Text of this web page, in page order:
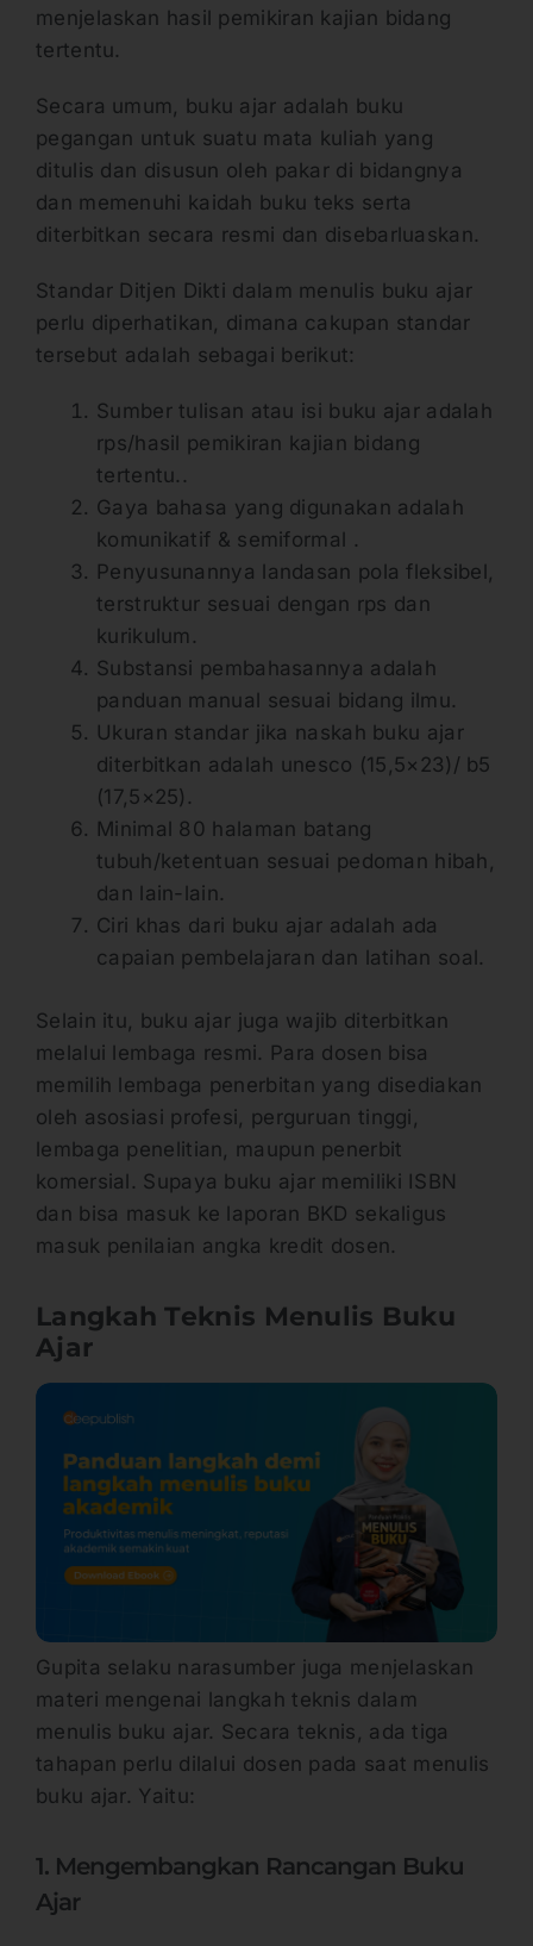
menjelaskan hasil pemikiran kajian bidang
tertentu.
Secara umum, buku ajar adalah buku
pegangan untuk suatu mata kuliah yang
ditulis dan disusun oleh pakar di bidangnya
dan memenuhi kaidah buku teks serta
diterbitkan secara resmi dan disebarluaskan.
Standar Ditjen Dikti dalam menulis buku ajar
perlu diperhatikan, dimana cakupan standar
tersebut adalah sebagai berikut:
Sumber tulisan atau isi buku ajar adalah
rps/hasil pemikiran kajian bidang
tertentu..
Gaya bahasa yang digunakan adalah
komunikatif & semiformal .
Penyusunannya landasan pola fleksibel,
terstruktur sesuai dengan rps dan
kurikulum.
Substansi pembahasannya adalah
panduan manual sesuai bidang ilmu.
Ukuran standar jika naskah buku ajar
diterbitkan adalah unesco (15,5×23)/ b5
(17,5×25).
Minimal 80 halaman batang
tubuh/ketentuan sesuai pedoman hibah,
dan lain-lain.
Ciri khas dari buku ajar adalah ada
capaian pembelajaran dan latihan soal.
Selain itu, buku ajar juga wajib diterbitkan
melalui lembaga resmi. Para dosen bisa
memilih lembaga penerbitan yang disediakan
oleh asosiasi profesi, perguruan tinggi,
lembaga penelitian, maupun penerbit
komersial. Supaya buku ajar memiliki ISBN
dan bisa masuk ke laporan BKD sekaligus
masuk penilaian angka kredit dosen.
Langkah Teknis Menulis Buku
Ajar
Gupita selaku narasumber juga menjelaskan
materi mengenai langkah teknis dalam
menulis buku ajar. Secara teknis, ada tiga
tahapan perlu dilalui dosen pada saat menulis
buku ajar. Yaitu:
1. Mengembangkan Rancangan Buku
Ajar